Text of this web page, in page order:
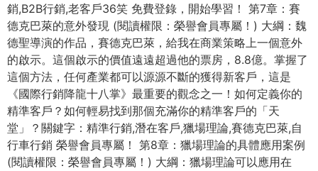
銷,B2B行銷,老客戶36笑 免費登錄，開始學習！ 第7章：賽
德克巴萊的意外發現 (閱讀權限：榮譽會員專屬！) 大綱：魏
德聖導演的作品，賽德克巴萊，給我在商業策略上一個意外
的啟示。這個啟示的價值遠遠超過他的票房，8.8億。掌握了
這個方法，任何產業都可以源源不斷的獲得新客戶，這是
《國際行銷降龍十八掌》最重要的觀念之一！如何定義你的
精準客戶？如何輕易找到那個充滿你的精準客戶的「天
堂」？關鍵字：精準行銷,潛在客戶,獵場理論,賽德克巴萊,自
行車行銷 榮譽會員專屬！ 第8章：獵場理論的具體應用案例
(閱讀權限：榮譽會員專屬！) 大綱：獵場理論可以應用在